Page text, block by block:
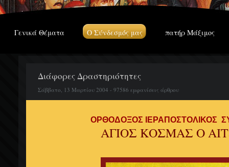
Γενικά Θέματα Ο Σύνδεσμός μας πατήρ Μάξιμος
Διάφορες Δραστηριότητες
Σάββατο, 13 Μαρτίου 2004 - 97586 εμφανίσεις άρθρου
ΟΡΘΟΔΟΞΟΣ ΙΕΡΑΠΟΣΤΟΛΙΚΟΣ
ΑΓΙΟΣ ΚΟΣΜΑΣ Ο